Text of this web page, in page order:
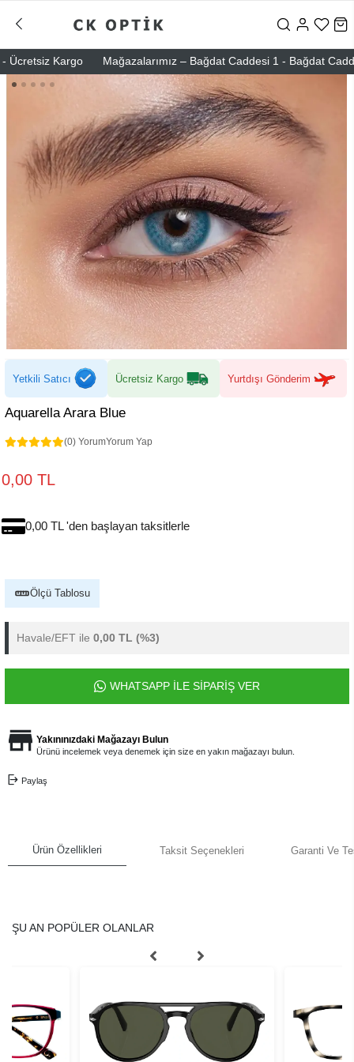
Kargo Mağazalarımız – Bağdat Caddesi 1 - Bağdat
Yetkili Satıcı Ücretsiz Kargo Yurtdışı Gönderim
Aquarella Arara Blue
(0) YorumYorum Yap
0,00 TL
0,00 TL 'den başlayan taksitlerle
Ölçü Tablosu
Havale/EFT ile 0,00 TL (%3)
WHATSAPP İLE SİPARİŞ VER
Yakınınızdaki Mağazayı Bulun
Ürünü incelemek veya denemek için size en yakın mağazayı bulun.
Paylaş
Ürün Özellikleri Taksit Seçenekleri Garanti Ve
ŞU AN POPÜLER OLANLAR